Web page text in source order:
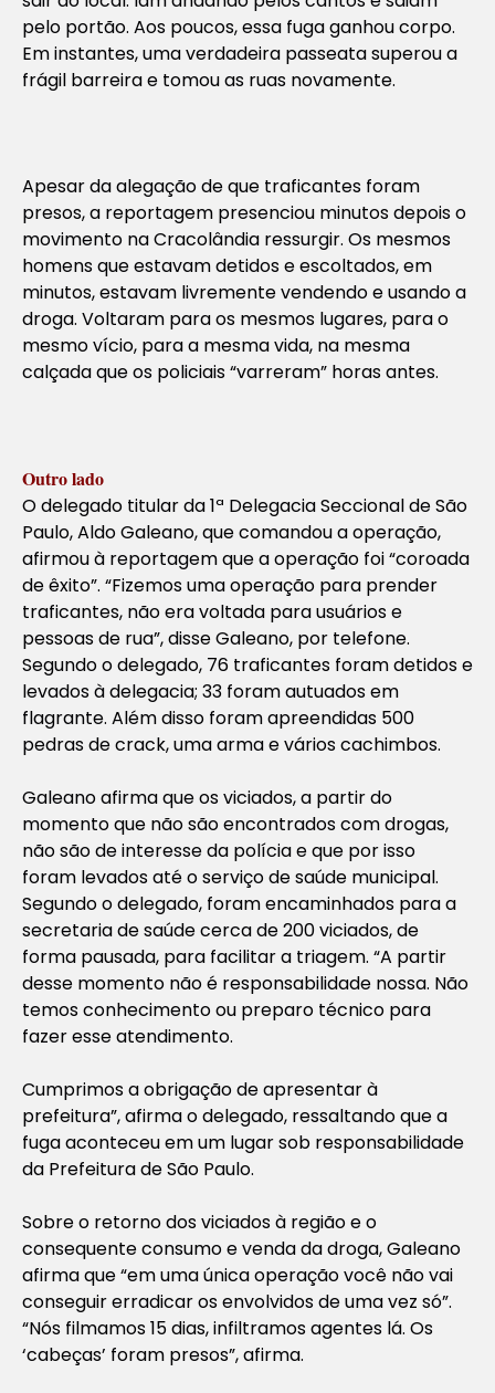
pelo portão. Aos poucos, essa fuga ganhou corpo.
Em instantes, uma verdadeira passeata superou a
frágil barreira e tomou as ruas novamente.
Apesar da alegação de que traficantes foram
presos, a reportagem presenciou minutos depois o
movimento na Cracolândia ressurgir. Os mesmos
homens que estavam detidos e escoltados, em
minutos, estavam livremente vendendo e usando a
droga. Voltaram para os mesmos lugares, para o
mesmo vício, para a mesma vida, na mesma
calçada que os policiais “varreram” horas antes.
Outro lado
O delegado titular da 1ª Delegacia Seccional de São
Paulo, Aldo Galeano, que comandou a operação,
afirmou à reportagem que a operação foi “coroada
de êxito”. “Fizemos uma operação para prender
traficantes, não era voltada para usuários e
pessoas de rua”, disse Galeano, por telefone.
Segundo o delegado, 76 traficantes foram detidos e
levados à delegacia; 33 foram autuados em
flagrante. Além disso foram apreendidas 500
pedras de crack, uma arma e vários cachimbos.
Galeano afirma que os viciados, a partir do
momento que não são encontrados com drogas,
não são de interesse da polícia e que por isso
foram levados até o serviço de saúde municipal.
Segundo o delegado, foram encaminhados para a
secretaria de saúde cerca de 200 viciados, de
forma pausada, para facilitar a triagem. “A partir
desse momento não é responsabilidade nossa. Não
temos conhecimento ou preparo técnico para
fazer esse atendimento.
Cumprimos a obrigação de apresentar à
prefeitura”, afirma o delegado, ressaltando que a
fuga aconteceu em um lugar sob responsabilidade
da Prefeitura de São Paulo.
Sobre o retorno dos viciados à região e o
consequente consumo e venda da droga, Galeano
afirma que “em uma única operação você não vai
conseguir erradicar os envolvidos de uma vez só”.
“Nós filmamos 15 dias, infiltramos agentes lá. Os
‘cabeças’ foram presos”, afirma.